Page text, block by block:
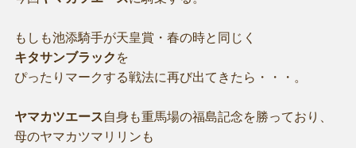
もしも池添騎手が天皇賞・春の時と同じく
キタサンブラック を
ぴったりマークする戦法に再び出てきたら・・・。
ヤマカツエース自身も重馬場の福島記念を勝っており、
母のヤマカツマリリンも